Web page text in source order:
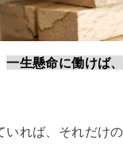
一生懸命に働けば
れば、それだけ